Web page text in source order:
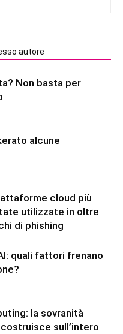
autore
Non basta per
alcune
cloud più
utilizzate in oltre
di phishing
quali fattori frenano
la sovranità
sull’intero